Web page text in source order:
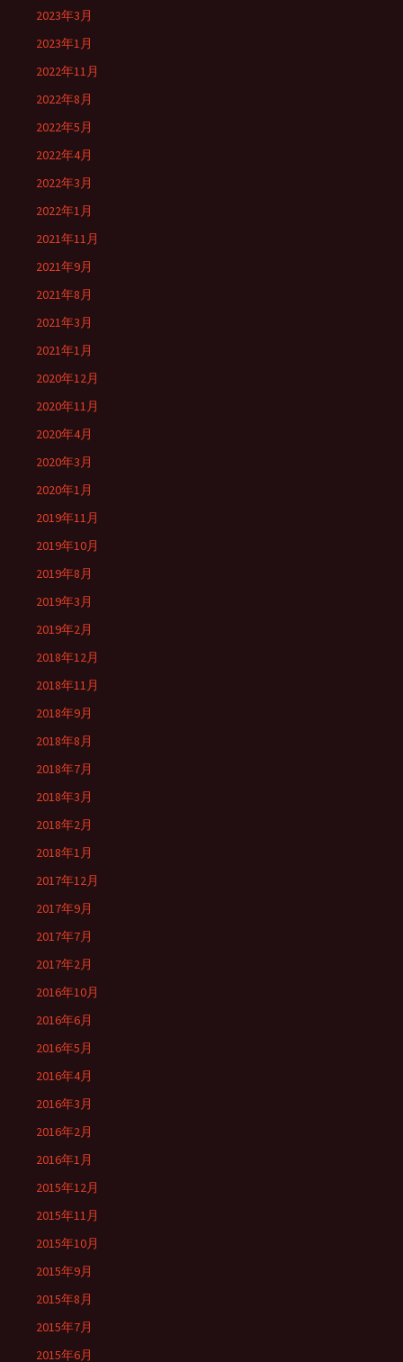
2023年3月
2023年1月
2022年11月
2022年8月
2022年5月
2022年4月
2022年3月
2022年1月
2021年11月
2021年9月
2021年8月
2021年3月
2021年1月
2020年12月
2020年11月
2020年4月
2020年3月
2020年1月
2019年11月
2019年10月
2019年8月
2019年3月
2019年2月
2018年12月
2018年11月
2018年9月
2018年8月
2018年7月
2018年3月
2018年2月
2018年1月
2017年12月
2017年9月
2017年7月
2017年2月
2016年10月
2016年6月
2016年5月
2016年4月
2016年3月
2016年2月
2016年1月
2015年12月
2015年11月
2015年10月
2015年9月
2015年8月
2015年7月
2015年6月